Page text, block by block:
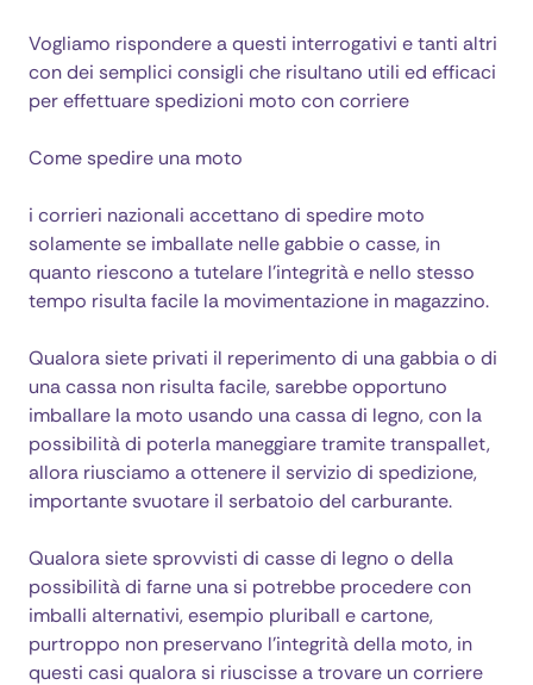
Vogliamo rispondere a questi interrogativi e tanti altri
con dei semplici consigli che risultano utili ed efficaci
per effettuare spedizioni moto con corriere
Come spedire una moto
i corrieri nazionali accettano di spedire moto
solamente se imballate nelle gabbie o casse, in
quanto riescono a tutelare l'integrità e nello stesso
tempo risulta facile la movimentazione in magazzino.
Qualora siete privati il reperimento di una gabbia o di
una cassa non risulta facile, sarebbe opportuno
imballare la moto usando una cassa di legno, con la
possibilità di poterla maneggiare tramite transpallet,
allora riusciamo a ottenere il servizio di spedizione,
importante svuotare il serbatoio del carburante.
Qualora siete sprovvisti di casse di legno o della
possibilità di farne una si potrebbe procedere con
imballi alternativi, esempio pluriball e cartone,
purtroppo non preservano l'integrità della moto, in
questi casi qualora si riuscisse a trovare un corriere